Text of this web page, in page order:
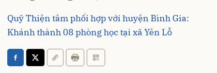
Quỹ Thiện tâm phối hợp với huyện Bình Gia:
Khánh thành 08 phòng học tại xã Yên Lỗ